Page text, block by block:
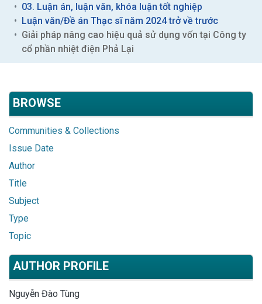
03. Luận án, luận văn, khóa luận tốt nghiệp
Luận văn/Đề án Thạc sĩ năm 2024 trở về trước
Giải pháp nâng cao hiệu quả sử dụng vốn tại Công ty
cổ phần nhiệt điện Phả Lại
BROWSE
Communities & Collections
Issue Date
Author
Title
Subject
Type
Topic
AUTHOR PROFILE
Nguyễn Đào Tùng